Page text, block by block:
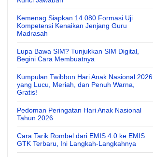
Kemenag Siapkan 14.080 Formasi Uji
Kompetensi Kenaikan Jenjang Guru
Madrasah
Lupa Bawa SIM? Tunjukkan SIM Digital,
Begini Cara Membuatnya
Kumpulan Twibbon Hari Anak Nasional 2026
yang Lucu, Meriah, dan Penuh Warna,
Gratis!
Pedoman Peringatan Hari Anak Nasional
Tahun 2026
Cara Tarik Rombel dari EMIS 4.0 ke EMIS
GTK Terbaru, Ini Langkah-Langkahnya